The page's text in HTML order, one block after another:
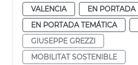
VALENCIA
EN PORTADA
EN PORTADA TEMÁTICA
GIUSEPPE GREZZI
MOBILITAT SOSTENIBLE